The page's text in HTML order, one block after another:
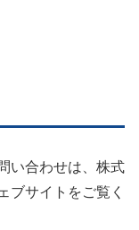
い合わせは、株式
ブサイトをご覧く